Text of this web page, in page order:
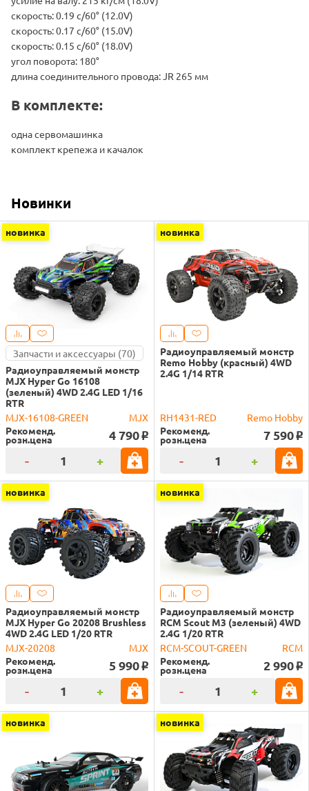
скорость: 0.19 с/60° (12.0V)
скорость: 0.17 с/60° (15.0V)
скорость: 0.15 с/60° (18.0V)
угол поворота: 180°
длина соединительного провода: JR 265 мм
В комплекте:
одна сервомашинка
комплект крепежа и качалок
Новинки
новинка
Запчасти и аксессуары (70)
Радиоуправляемый монстр
MJX Hyper Go 16108
(зеленый) 4WD 2.4G LED 1/16
RTR
MJX-16108-GREEN
MJX
Рекоменд.
розн.цена 4 790 o
- +
новинка
Радиоуправляемый монстр
Remo Hobby (красный) 4WD
2.4G 1/14 RTR
RH1431-RED
Remo Hobby
Рекоменд.
розн.цена 7 590 o
- +
новинка
Радиоуправляемый монстр
MJX Hyper Go 20208 Brushless
4WD 2.4G LED 1/20 RTR
MJX-20208
MJX
Рекоменд.
розн.цена 5 990 o
- +
новинка
Радиоуправляемый монстр
RCM Scout M3 (зеленый) 4WD
2.4G 1/20 RTR
RCM-SCOUT-GREEN
RCM
Рекоменд.
розн.цена 2 990 o
- +
новинка новинка